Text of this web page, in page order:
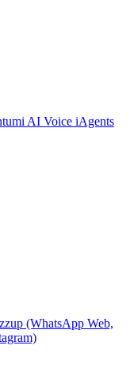
AI Voice iAgents
(WhatsApp Web,